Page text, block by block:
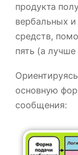
продукта
вербальных
средств,
пять (а
основную
сообщения: